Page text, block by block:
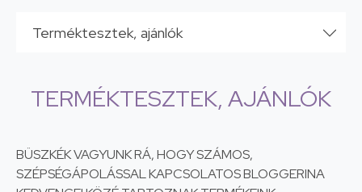
Terméktesztek, ajánlók
TERMÉKTESZTEK, AJÁNLÓK
BÜSZKÉK VAGYUNK RÁ, HOGY SZÁMOS,
SZÉPSÉGÁPOLÁSSAL KAPCSOLATOS BLOGGERINA